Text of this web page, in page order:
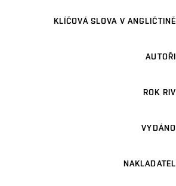
KLÍČOVÁ SLOVA V ANGLIČTINĚ
AUTOŘI
ROK RIV
VYDÁNO
NAKLADATEL